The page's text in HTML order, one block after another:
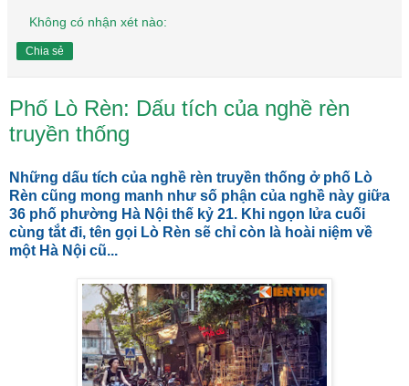
Không có nhận xét nào:
Chia sẻ
Phố Lò Rèn: Dấu tích của nghề rèn
truyền thống
Những dấu tích của nghề rèn truyền thống ở phố Lò
Rèn cũng mong manh như số phận của nghề này giữa
36 phố phường Hà Nội thế kỷ 21. Khi ngọn lửa cuối
cùng tắt đi, tên gọi Lò Rèn sẽ chỉ còn là hoài niệm về
một Hà Nội cũ...